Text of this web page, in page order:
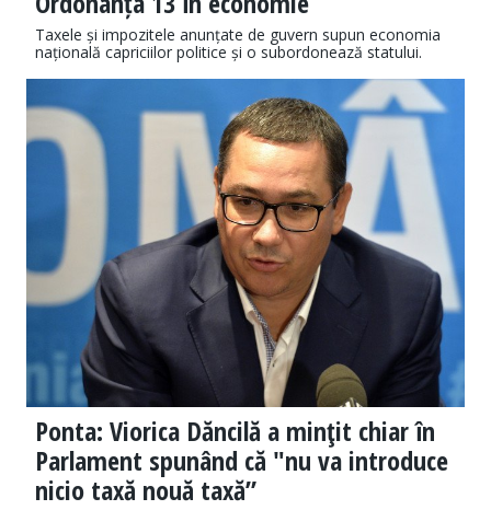
Taxele și impozitele anunțate de guvern supun economia
națională capriciilor politice și o subordonează statului.
Ponta: Viorica Dăncilă a minţit chiar în
Parlament spunând că "nu va introduce
nicio taxă nouă taxă”